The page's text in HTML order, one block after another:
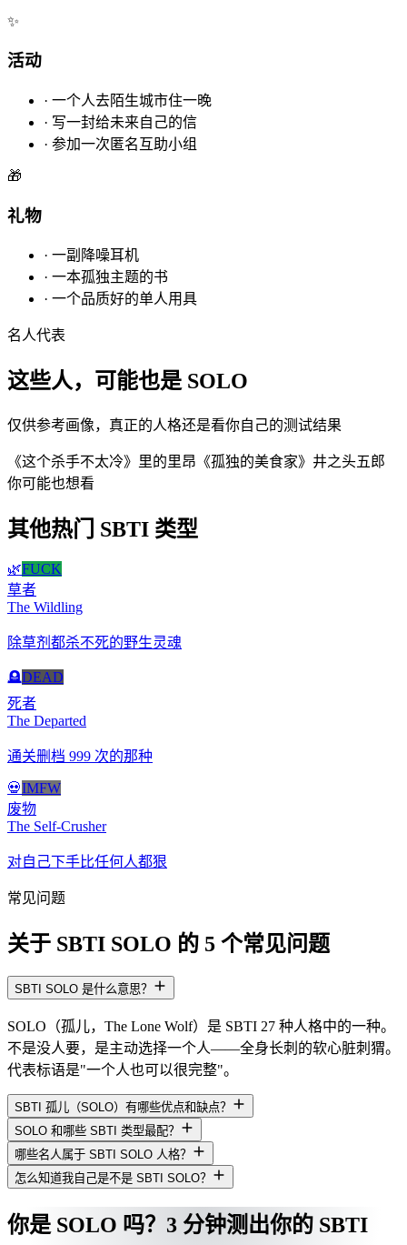
✨
活动
· 一个人去陌生城市住一晚
· 写一封给未来自己的信
· 参加一次匿名互助小组
🎁
礼物
· 一副降噪耳机
· 一本孤独主题的书
· 一个品质好的单人用具
名人代表
这些人，可能也是 SOLO
仅供参考画像，真正的人格还是看你自己的测试结果
《这个杀手不太冷》里的里昂 《孤独的美食家》井之头五郎
你可能也想看
其他热门 SBTI 类型
🌿FUCK
草者
The Wildling
除草剂都杀不死的野生灵魂
🪦DEAD
死者
The Departed
通关删档 999 次的那种
💀IMFW
废物
The Self-Crusher
对自己下手比任何人都狠
常见问题
关于 SBTI SOLO 的 5 个常见问题
SBTI SOLO 是什么意思？
SOLO（孤儿，The Lone Wolf）是 SBTI 27 种人格中的一种。
不是没人要，是主动选择一个人——全身长刺的软心脏刺猬。
代表标语是"一个人也可以很完整"。
SBTI 孤儿（SOLO）有哪些优点和缺点？
SOLO 和哪些 SBTI 类型最配？
哪些名人属于 SBTI SOLO 人格？
怎么知道我自己是不是 SBTI SOLO？
你是 SOLO 吗？3 分钟测出你的 SBTI